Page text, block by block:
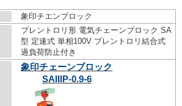
象印チエンブロック
プレントロリ形 電気チェーンブロック SA
型 定速式 単相100V プレントロリ結合式
過負荷防止付き
象印チェーンブロック
SAIIIP-0.9-6